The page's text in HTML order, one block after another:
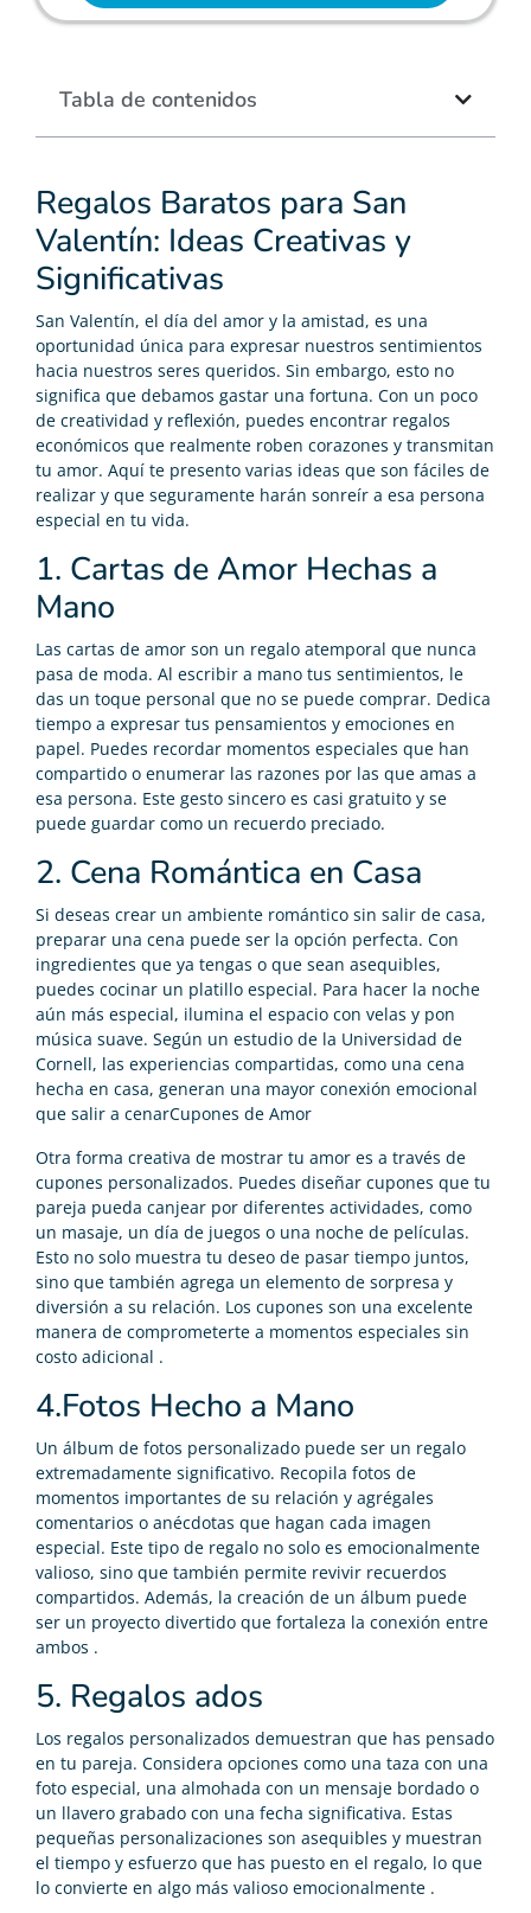
Regalos Baratos para San
Valentín: Ideas Creativas y
Significativas
San Valentín, el día del amor y la amistad, es una
oportunidad única para expresar nuestros sentimientos
hacia nuestros seres queridos. Sin embargo, esto no
significa que debamos gastar una fortuna. Con un poco
de creatividad y reflexión, puedes encontrar regalos
económicos que realmente roben corazones y transmitan
tu amor. Aquí te presento varias ideas que son fáciles de
realizar y que seguramente harán sonreír a esa persona
especial en tu vida.
1. Cartas de Amor Hechas a
Mano
Las cartas de amor son un regalo atemporal que nunca
pasa de moda. Al escribir a mano tus sentimientos, le
das un toque personal que no se puede comprar. Dedica
tiempo a expresar tus pensamientos y emociones en
papel. Puedes recordar momentos especiales que han
compartido o enumerar las razones por las que amas a
esa persona. Este gesto sincero es casi gratuito y se
puede guardar como un recuerdo preciado.
2. Cena Romántica en Casa
Si deseas crear un ambiente romántico sin salir de casa,
preparar una cena puede ser la opción perfecta. Con
ingredientes que ya tengas o que sean asequibles,
puedes cocinar un platillo especial. Para hacer la noche
aún más especial, ilumina el espacio con velas y pon
música suave. Según un estudio de la Universidad de
Cornell, las experiencias compartidas, como una cena
hecha en casa, generan una mayor conexión emocional
que salir a cenarCupones de Amor
Otra forma creativa de mostrar tu amor es a través de
cupones personalizados. Puedes diseñar cupones que tu
pareja pueda canjear por diferentes actividades, como
un masaje, un día de juegos o una noche de películas.
Esto no solo muestra tu deseo de pasar tiempo juntos,
sino que también agrega un elemento de sorpresa y
diversión a su relación. Los cupones son una excelente
manera de comprometerte a momentos especiales sin
costo adicional .
4.Fotos Hecho a Mano
Un álbum de fotos personalizado puede ser un regalo
extremadamente significativo. Recopila fotos de
momentos importantes de su relación y agrégales
comentarios o anécdotas que hagan cada imagen
especial. Este tipo de regalo no solo es emocionalmente
valioso, sino que también permite revivir recuerdos
compartidos. Además, la creación de un álbum puede
ser un proyecto divertido que fortaleza la conexión entre
ambos .
5. Regalos ados
Los regalos personalizados demuestran que has pensado
en tu pareja. Considera opciones como una taza con una
foto especial, una almohada con un mensaje bordado o
un llavero grabado con una fecha significativa. Estas
pequeñas personalizaciones son asequibles y muestran
el tiempo y esfuerzo que has puesto en el regalo, lo que
lo convierte en algo más valioso emocionalmente .
Tabla de contenidos